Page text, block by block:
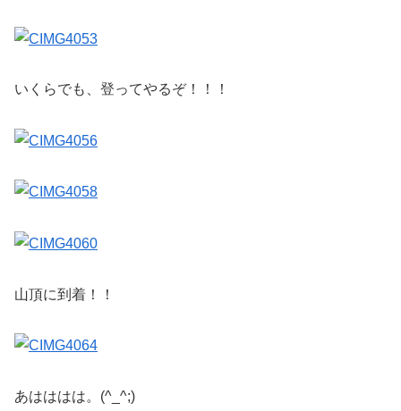
いくらでも、登ってやるぞ！！！
山頂に到着！！
あはははは。(^_^;)